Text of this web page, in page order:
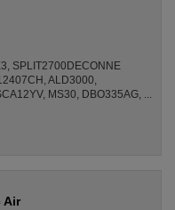
SPLIT2700DECONNE
ALD3000,
MS30, DBO335AG, ...
Air